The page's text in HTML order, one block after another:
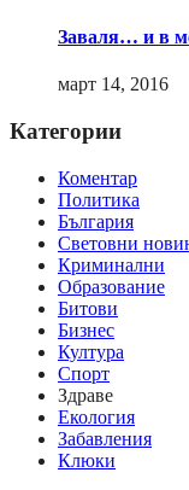
Заваля… и в
март 14, 2016
Категории
Коментар
Политика
България
Световни
Криминални
Образование
Битови
Бизнес
Култура
Спорт
Здраве
Екология
Забавления
Клюки